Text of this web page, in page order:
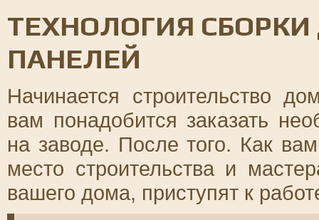
ТЕХНОЛОГИЯ
ПАНЕЛЕЙ
Начинается строительство
вам понадобится заказать
на заводе. После того. Как
место строительства и
вашего дома, приступят к